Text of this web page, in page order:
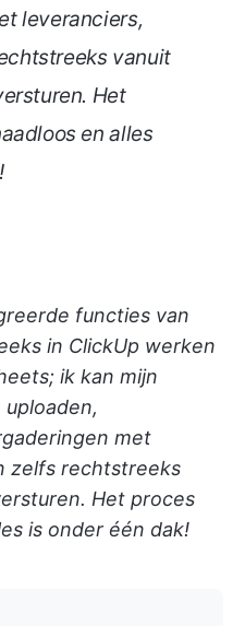
leveranciers,
vanuit
Het
en alles
functies van
in ClickUp werken
ik kan mijn
met
zelfs rechtstreeks
Het proces
is onder één dak!